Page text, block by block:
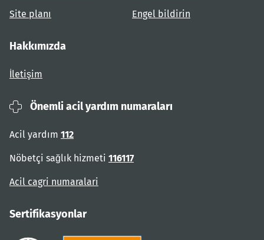
Site planı Engel bildirin
Hakkımızda
İletişim
Önemli acil yardım numaraları
Acil yardım 112
Nöbetçi sağlık hizmeti 116117
Acil cagri numaralari
Sertifikasyonlar